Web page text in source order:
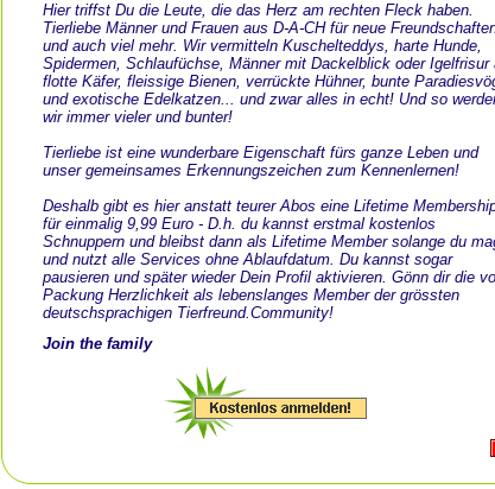
Hier triffst Du die Leute, die das Herz am rechten Fleck haben.
Tierliebe Männer und Frauen aus D-A-CH für neue
und auch viel mehr. Wir vermitteln Kuschelteddys, harte Hunde,
Spidermen, Schlaufüchse, Männer mit Dackelblick oder Igelfrisur
flotte Käfer, fleissige Bienen, verrückte Hühner, bunte
und exotische Edelkatzen... und zwar alles in echt! Und so
wir immer vieler und bunter!
Tierliebe ist eine wunderbare Eigenschaft fürs ganze Leben und
unser gemeinsames Erkennungszeichen zum Kennenlernen!
Deshalb gibt es hier anstatt teurer Abos eine Lifetime
für einmalig 9,99 Euro - D.h. du kannst erstmal kostenlos
Schnuppern und bleibst dann als Lifetime Member solange du
und nutzt alle Services ohne Ablaufdatum. Du kannst sogar
pausieren und später wieder Dein Profil aktivieren. Gönn dir die
Packung Herzlichkeit als lebenslanges Member der grössten
deutschsprachigen Tierfreund.Community!
Join the family